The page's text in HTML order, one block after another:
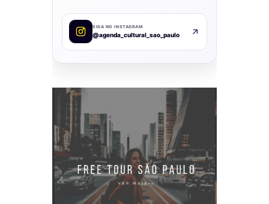
SIGA NO INSTAGRAM
@agenda_cultural_sao_paulo